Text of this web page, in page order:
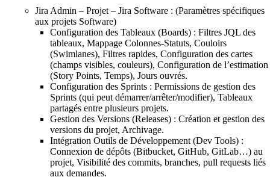
Jira Admin – Projet – Jira Software : (Paramètres spécifiques
aux projets Software)
Configuration des Tableaux (Boards) : Filtres JQL des
tableaux, Mappage Colonnes-Statuts, Couloirs
(Swimlanes), Filtres rapides, Configuration des cartes
(champs visibles, couleurs), Configuration de l’estimation
(Story Points, Temps), Jours ouvrés.
Configuration des Sprints : Permissions de gestion des
Sprints (qui peut démarrer/arrêter/modifier), Tableaux
partagés entre plusieurs projets.
Gestion des Versions (Releases) : Création et gestion des
versions du projet, Archivage.
Intégration Outils de Développement (Dev Tools) :
Connexion de dépôts (Bitbucket, GitHub, GitLab…) au
projet, Visibilité des commits, branches, pull requests liés
aux demandes.